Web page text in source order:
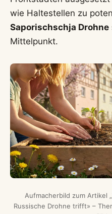
wie Haltestellen zu
Saporischschja Drohne
Mittelpunkt.
Aufmacherbild zum Artikel
Russische Drohne trifft» –